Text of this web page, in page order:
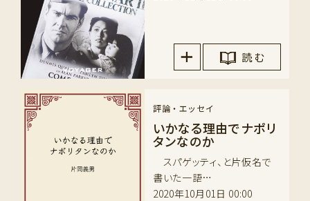
読 む
評論・エッセイ
いかなる理由でナポリ
タンなのか
スパゲッティ、と片仮名で
書いた一語…
2020年10月01日 00:00